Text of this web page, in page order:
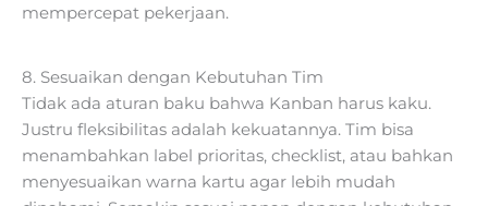
mempercepat pekerjaan.
8. Sesuaikan dengan Kebutuhan Tim
Tidak ada aturan baku bahwa Kanban harus kaku.
Justru fleksibilitas adalah kekuatannya. Tim bisa
menambahkan label prioritas, checklist, atau bahkan
menyesuaikan warna kartu agar lebih mudah